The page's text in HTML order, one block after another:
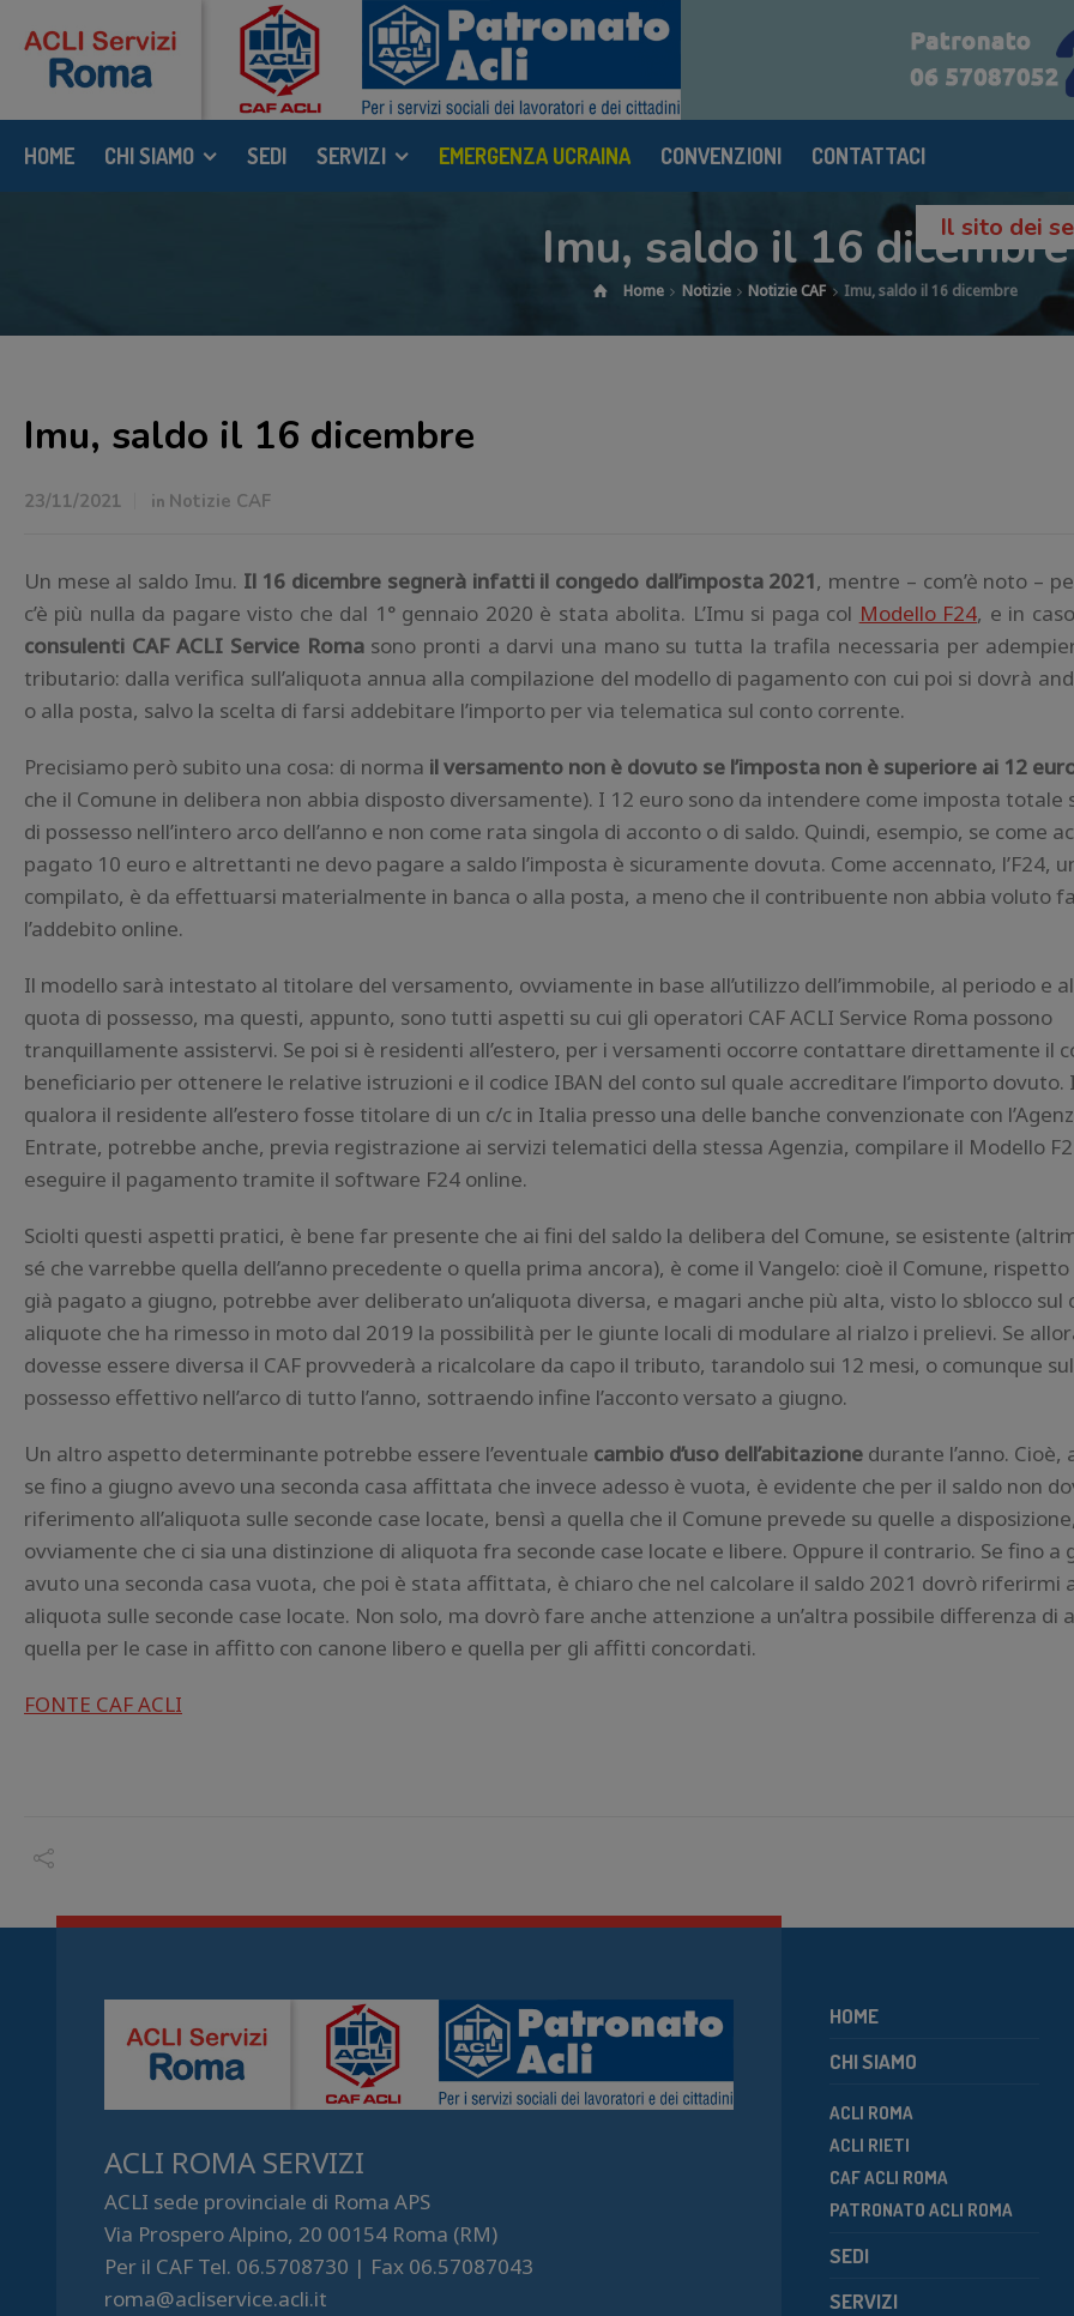
HOME CHI SIAMO SEDI SERVIZI EMERGENZA UCRAINA CONVENZIONI CONTATTACI
Il sito dei
Imu, saldo il 16 dicembre
Home Notizie Notizie CAF Imu, saldo il 16 dicembre
Imu, saldo il 16 dicembre
23/11/2021 in Notizie CAF
Un mese al saldo Imu. Il 16 dicembre segnerà infatti il congedo dall’imposta 2021, mentre – com’è noto –
c’è più nulla da pagare visto che dal 1° gennaio 2020 è stata abolita. L’Imu si paga col Modello F24, e in
consulenti CAF ACLI Service Romasono pronti a darvi una mano su tutta la trafila necessaria per
tributario: dalla verifica sull’aliquota annua alla compilazione del modello di pagamento con cui poi si dovrà
o alla posta, salvo la scelta di farsi addebitare l’importo per via telematica sul conto corrente.
Precisiamo però subito una cosa: di norma il versamento non è dovuto se l’imposta non è superiore ai 12
che il Comune in delibera non abbia disposto diversamente). I 12 euro sono da intendere come imposta totale
di possesso nell’intero arco dell’anno e non come rata singola di acconto o di saldo. Quindi, esempio, se come
pagato 10 euro e altrettanti ne devo pagare a saldo l’imposta è sicuramente dovuta. Come accennato, l’F24,
compilato, è da effettuarsi materialmente in banca o alla posta, a meno che il contribuente non abbia voluto
l’addebito online.
Il modello sarà intestato al titolare del versamento, ovviamente in base all’utilizzo dell’immobile, al periodo e
quota di possesso, ma questi, appunto, sono tutti aspetti su cui gli operatori CAF ACLI Service Roma possono
tranquillamente assistervi. Se poi si è residenti all’estero, per i versamenti occorre contattare direttamente il
beneficiario per ottenere le relative istruzioni e il codice IBAN del conto sul quale accreditare l’importo dovuto.
qualora il residente all’estero fosse titolare di un c/c in Italia presso una delle banche convenzionate con
Entrate, potrebbe anche, previa registrazione ai servizi telematici della stessa Agenzia, compilare il Modello
eseguire il pagamento tramite il software F24 online.
Sciolti questi aspetti pratici, è bene far presente che ai fini del saldo la delibera del Comune, se esistente
sé che varrebbe quella dell’anno precedente o quella prima ancora), è come il Vangelo: cioè il Comune, rispetto
già pagato a giugno, potrebbe aver deliberato un’aliquota diversa, e magari anche più alta, visto lo sblocco sul
aliquote che ha rimesso in moto dal 2019 la possibilità per le giunte locali di modulare al rialzo i prelievi. Se
dovesse essere diversa il CAF provvederà a ricalcolare da capo il tributo, tarandolo sui 12 mesi, o comunque
possesso effettivo nell’arco di tutto l’anno, sottraendo infine l’acconto versato a giugno.
Un altro aspetto determinante potrebbe essere l’eventuale cambio d’uso dell’abitazione durante l’anno. Cioè,
se fino a giugno avevo una seconda casa affittata che invece adesso è vuota, è evidente che per il saldo non
riferimento all’aliquota sulle seconde case locate, bensì a quella che il Comune prevede su quelle a
ovviamente che ci sia una distinzione di aliquota fra seconde case locate e libere. Oppure il contrario. Se fino a
avuto una seconda casa vuota, che poi è stata affittata, è chiaro che nel calcolare il saldo 2021 dovrò riferirmi
aliquota sulle seconde case locate. Non solo, ma dovrò fare anche attenzione a un’altra possibile differenza di
quella per le case in affitto con canone libero e quella per gli affitti concordati.
FONTE CAF ACLI
ACLI ROMA SERVIZI
ACLI sede provinciale di Roma APS
Via Prospero Alpino, 20 00154 Roma (RM)
Per il CAF Tel. 06.5708730 | Fax 06.57087043
roma@acliservice.acli.it
HOME
CHI SIAMO
ACLI ROMA
ACLI RIETI
CAF ACLI ROMA
PATRONATO ACLI ROMA
SEDI
SERVIZI